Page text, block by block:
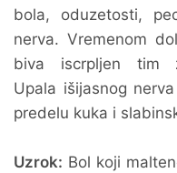
bola, oduzetosti,
nerva. Vremenom
biva iscrpljen tim
Upala išijasnog
predelu kuka i
Uzrok: Bol koji